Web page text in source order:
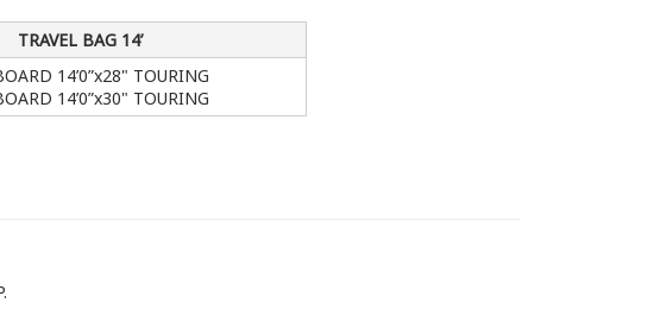
TRAVEL BAG 14’
14’0”x28" TOURING
14’0”x30" TOURING